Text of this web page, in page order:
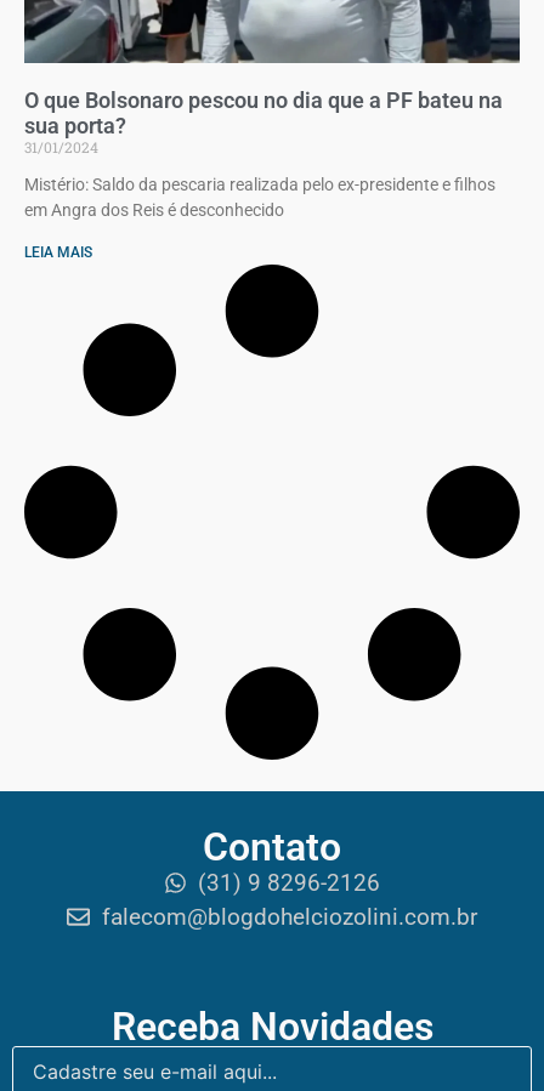
O que Bolsonaro pescou no dia que a PF bateu na
sua porta?
31/01/2024
Mistério: Saldo da pescaria realizada pelo ex-presidente e filhos
em Angra dos Reis é desconhecido
LEIA MAIS
Contato
(31) 9 8296-2126
falecom@blogdohelciozolini.com.br
Receba Novidades